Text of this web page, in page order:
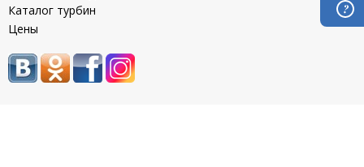
Каталог турбин
Цены